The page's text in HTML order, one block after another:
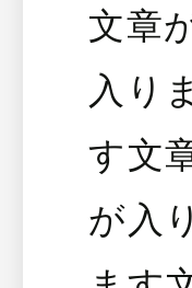
文章
入り
す文
が入